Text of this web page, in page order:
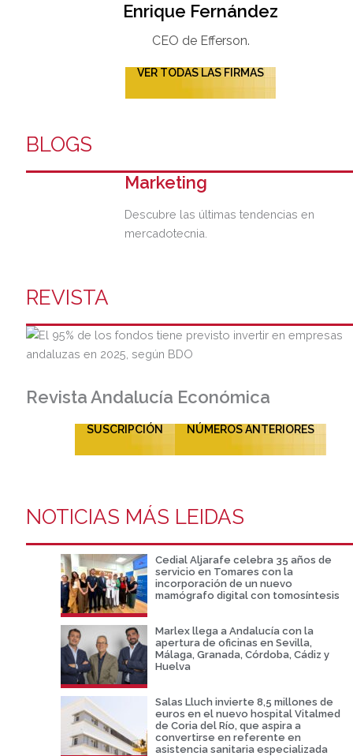
Enrique Fernández
CEO de Efferson.
VER TODAS LAS FIRMAS
BLOGS
Marketing
Descubre las últimas tendencias en
mercadotecnia.
REVISTA
Revista Andalucía Económica
SUSCRIPCIÓN NÚMEROS ANTERIORES
NOTICIAS MÁS LEIDAS
Cedial Aljarafe celebra 35 años de
servicio en Tomares con la
incorporación de un nuevo
mamógrafo digital con tomosíntesis
Marlex llega a Andalucía con la
apertura de oficinas en Sevilla,
Málaga, Granada, Córdoba, Cádiz y
Huelva
Salas Lluch invierte 8,5 millones de
euros en el nuevo hospital Vitalmed
de Coria del Río, que aspira a
convertirse en referente en
asistencia sanitaria especializada